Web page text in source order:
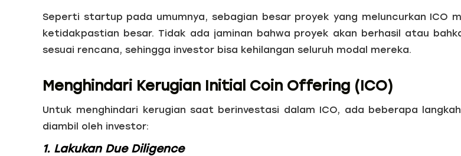
Seperti startup pada umumnya, sebagian besar proyek yang meluncurkan ICO
ketidakpastian besar. Tidak ada jaminan bahwa proyek akan berhasil atau
sesuai rencana, sehingga investor bisa kehilangan seluruh modal mereka.
Menghindari Kerugian Initial Coin Offering (ICO)
Untuk menghindari kerugian saat berinvestasi dalam ICO, ada beberapa
diambil oleh investor:
1. Lakukan Due Diligence